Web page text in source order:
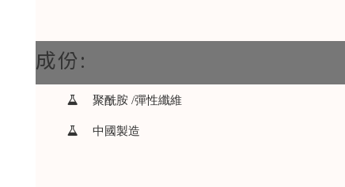
成份:
聚酰胺 /彈性纖維
中國製造